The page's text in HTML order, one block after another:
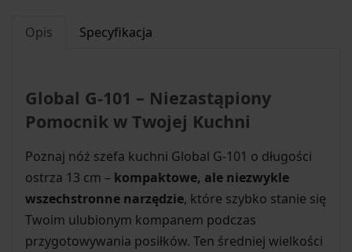
Opis Specyfikacja
Global G-101 – Niezastąpiony
Pomocnik w Twojej Kuchni
Poznaj nóż szefa kuchni Global G-101 o długości
ostrza 13 cm – kompaktowe, ale niezwykle
wszechstronne narzędzie, które szybko stanie się
Twoim ulubionym kompanem podczas
przygotowywania posiłków. Ten średniej wielkości